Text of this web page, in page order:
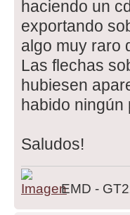
haciendo un
exportando
algo muy raro
Las flechas
hubiesen
habido ningún
Saludos!
EMD -